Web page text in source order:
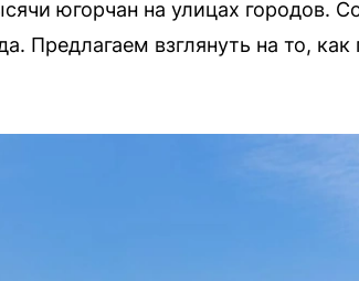
югорчан на улицах городов.
Предлагаем взглянуть на то,